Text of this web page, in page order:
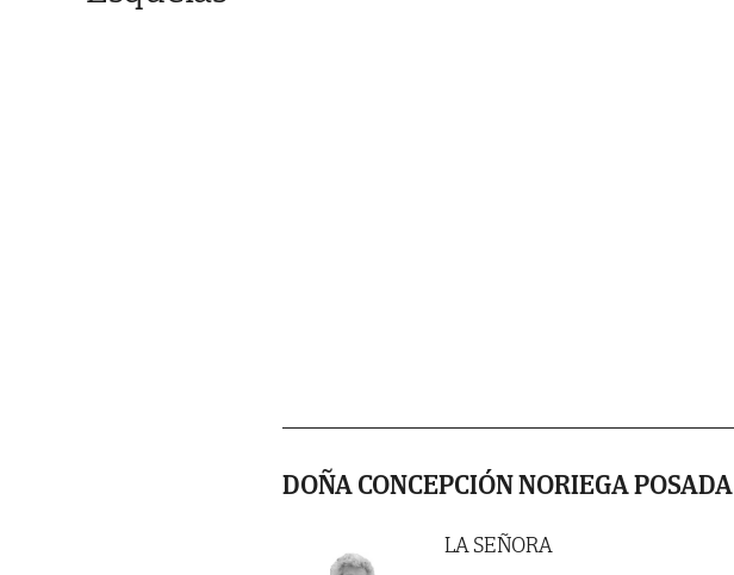
DOÑA CONCEPCIÓN NORIEGA POSADA
LA SEÑORA